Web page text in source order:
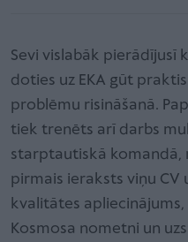
Sevi vislabāk pierādījusī
doties uz EKA gūt
problēmu risināšanā.
tiek trenēts arī darbs
starptautiskā komandā,
pirmais ieraksts viņu CV
kvalitātes
Kosmosa nometni un